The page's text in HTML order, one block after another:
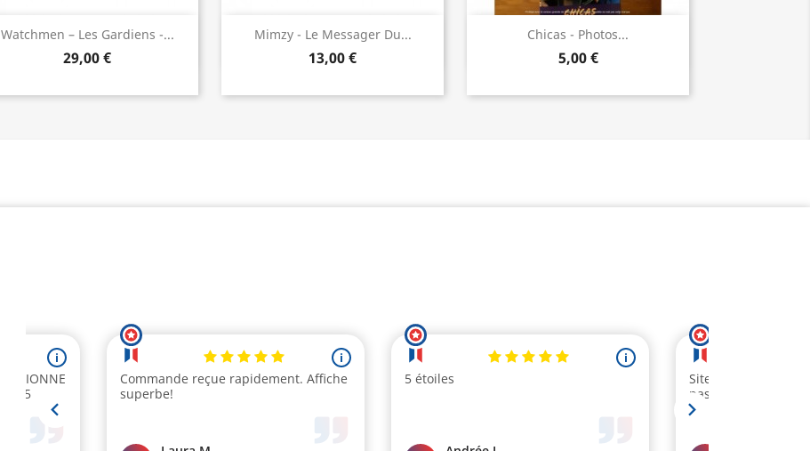
Watchmen – Les Gardiens -...
29,00 €
Aperçu rapide Mimzy - Le Messager Du...
13,00 €
Aperçu rapide Chicas - Photos...
5,00 €
Aperçu rapide